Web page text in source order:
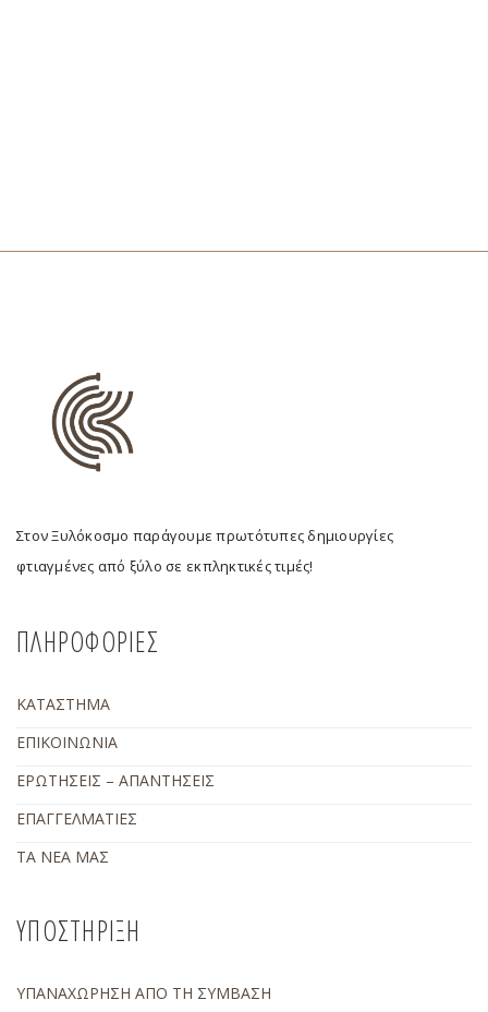
Στον Ξυλόκοσμο παράγουμε πρωτότυπες δημιουργίες
φτιαγμένες από ξύλο σε εκπληκτικές τιμές!
ΠΛΗΡΟΦΟΡΙΕΣ
ΚΑΤΑΣΤΗΜΑ
ΕΠΙΚΟΙΝΩΝΙΑ
ΕΡΩΤΗΣΕΙΣ – ΑΠΑΝΤΗΣΕΙΣ
ΕΠΑΓΓΕΛΜΑΤΙΕΣ
ΤΑ ΝΕΑ ΜΑΣ
ΥΠΟΣΤΗΡΙΞΗ
ΥΠΑΝΑΧΩΡΗΣΗ ΑΠΟ ΤΗ ΣΥΜΒΑΣΗ